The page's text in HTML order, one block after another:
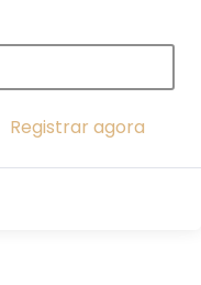
Registrar agora